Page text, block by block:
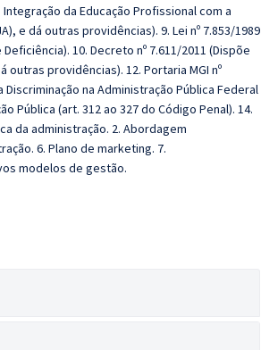
da Educação Profissional com a
e dá outras providências). 9. Lei nº 7.853/1989
10. Decreto nº 7.611/2011 (Dispõe
providências). 12. Portaria MGI nº
na Administração Pública Federal
Pública (art. 312 ao 327 do Código Penal). 14.
da administração. 2. Abordagem
6. Plano de marketing. 7.
modelos de gestão.